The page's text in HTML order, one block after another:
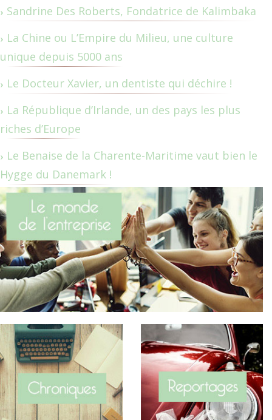
Sandrine Des Roberts, Fondatrice de Kalimbaka
La Chine ou L’Empire du Milieu, une culture
unique depuis 5000 ans
Le Docteur Xavier, un dentiste qui déchire !
La République d’Irlande, un des pays les plus
riches d’Europe
Le Benaise de la Charente-Maritime vaut bien le
Hygge du Danemark !